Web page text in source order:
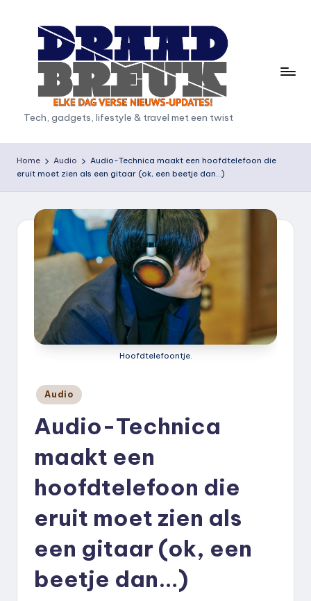
D
r
a
a
b
Tech, gadgets, lifestyle & travel met een twist
Home Audio
Audio-Technica maakt een hoofdtelefoon die
eruit moet zien als een gitaar (ok, een beetje dan…)
Hoofdtelefoontje.
Geplaatst
in
Audio
Audio-Technica
maakt een
hoofdtelefoon die
eruit moet zien als
een gitaar (ok, een
beetje dan…)